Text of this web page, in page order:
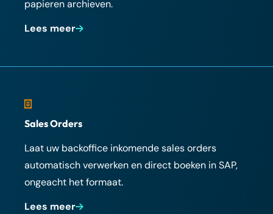
papieren archieven.
Lees meer
Sales Orders
Laat uw backoffice inkomende sales orders
automatisch verwerken en direct boeken in SAP,
ongeacht het formaat.
Lees meer